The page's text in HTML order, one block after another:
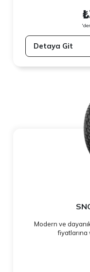
Detaya Git
Modern ve
fiyatlarına